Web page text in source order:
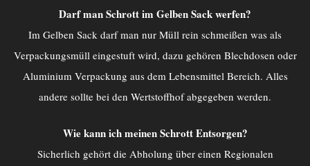
Darf man Schrott im Gelben Sack werfen?
Im Gelben Sack darf man nur Müll rein schmeißen was als
Verpackungsmüll eingestuft wird, dazu gehören Blechdosen oder
Aluminium Verpackung aus dem Lebensmittel Bereich. Alles
andere sollte bei den Wertstoffhof abgegeben werden.
Wie kann ich meinen Schrott Entsorgen?
Sicherlich gehört die Abholung über einen Regionalen